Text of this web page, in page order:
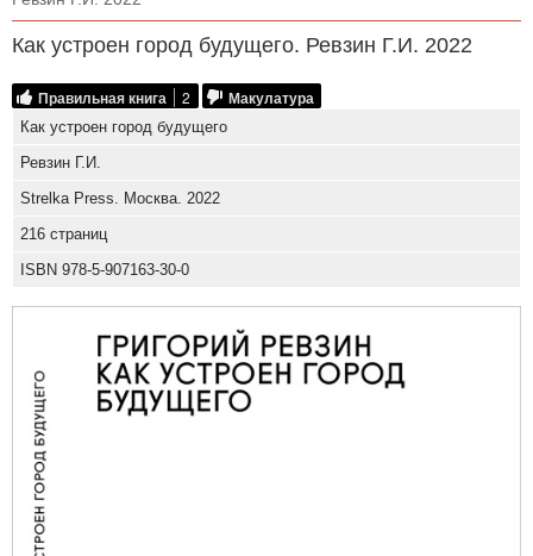
Как устроен город будущего. Ревзин Г.И. 2022
Правильная книга 2 Макулатура
Как устроен город будущего
Ревзин Г.И.
Strelka Press. Москва. 2022
216 страниц
ISBN 978-5-907163-30-0